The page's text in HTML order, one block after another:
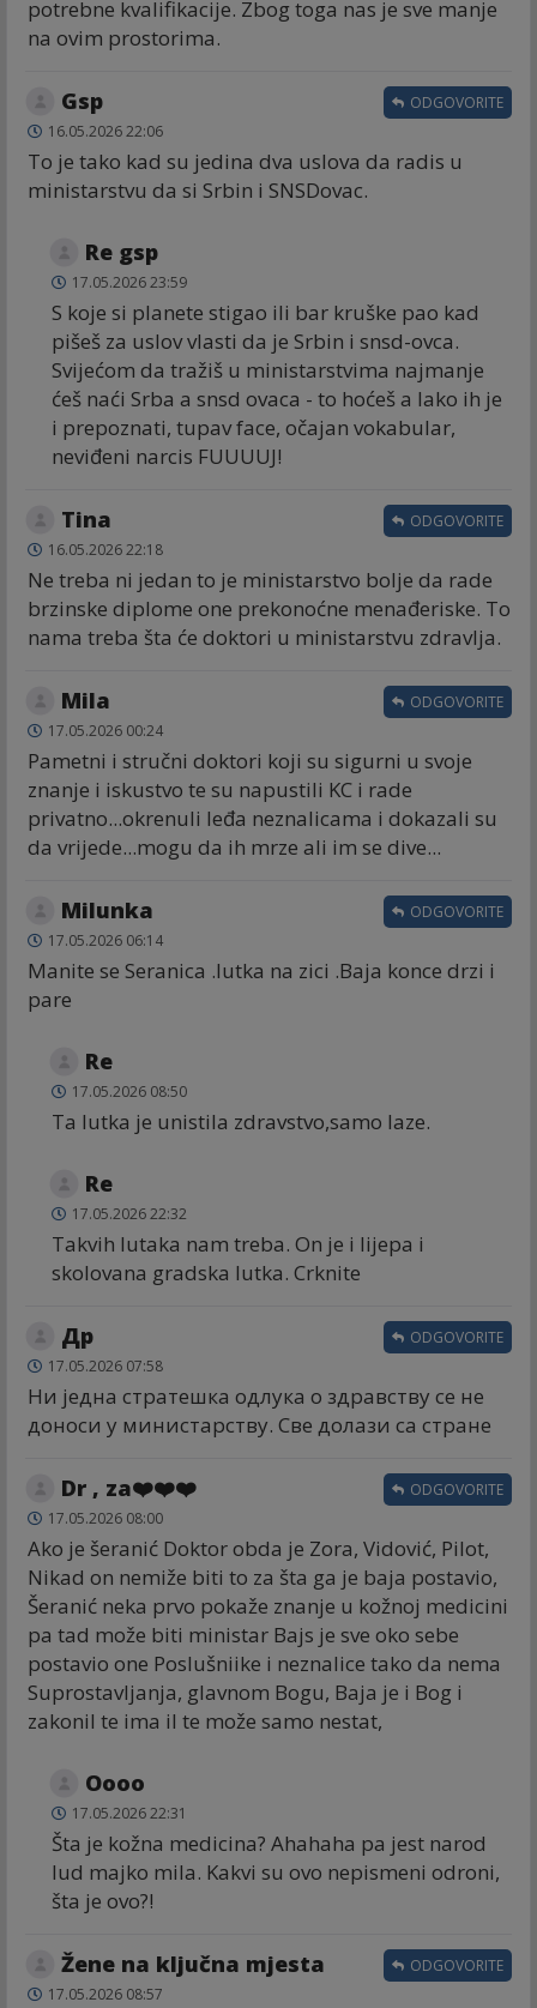
potrebne kvalifikacije. Zbog toga nas je sve manje
na ovim prostorima.
Gsp
16.05.2026 22:06
To je tako kad su jedina dva uslova da radis u
ministarstvu da si Srbin i SNSDovac.
ODGOVORITE
Re gsp
17.05.2026 23:59
S koje si planete stigao ili bar kruške pao kad
pišeš za uslov vlasti da je Srbin i snsd-ovca.
Svijećom da tražiš u ministarstvima najmanje
ćeš naći Srba a snsd ovaca - to hoćeš a lako ih je
i prepoznati, tupav face, očajan vokabular,
neviđeni narcis FUUUUJ!
Tina
16.05.2026 22:18
Ne treba ni jedan to je ministarstvo bolje da rade
brzinske diplome one prekonoćne menađeriske. To
nama treba šta će doktori u ministarstvu zdravlja.
ODGOVORITE
Mila
17.05.2026 00:24
Pametni i stručni doktori koji su sigurni u svoje
znanje i iskustvo te su napustili KC i rade
privatno...okrenuli leđa neznalicama i dokazali su
da vrijede...mogu da ih mrze ali im se dive...
ODGOVORITE
Milunka
17.05.2026 06:14
Manite se Seranica .lutka na zici .Baja konce drzi i
pare
ODGOVORITE
Re
17.05.2026 08:50
Ta lutka je unistila zdravstvo,samo laze.
Re
17.05.2026 22:32
Takvih lutaka nam treba. On je i lijepa i
skolovana gradska lutka. Crknite
Др
17.05.2026 07:58
Ни једна стратешка одлука о здравству се не
доноси у министарству. Све долази са стране
ODGOVORITE
Dr , za❤️❤️❤️
17.05.2026 08:00
Ako je šeranić Doktor obda je Zora, Vidović, Pilot,
Nikad on nemiže biti to za šta ga je baja postavio,
Šeranić neka prvo pokaže znanje u kožnoj medicini
pa tad može biti ministar Bajs je sve oko sebe
postavio one Poslušniike i neznalice tako da nema
Suprostavljanja, glavnom Bogu, Baja je i Bog i
zakonil te ima il te može samo nestat,
ODGOVORITE
Oooo
17.05.2026 22:31
Šta je kožna medicina? Ahahaha pa jest narod
lud majko mila. Kakvi su ovo nepismeni odroni,
šta je ovo?!
Žene na ključna mjesta
17.05.2026 08:57
ODGOVORITE